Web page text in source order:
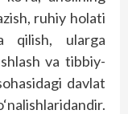
ruhiy holati
qilish, ularga
va tibbiy-
davlat